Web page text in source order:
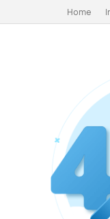
Home